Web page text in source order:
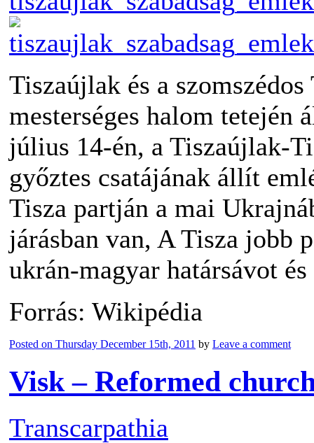
Tiszaújlak és a
mesterséges halom tetején
július 14-én, a Tiszaújlak-
győztes csatájának állít
Tisza partján a mai
járásban van, A Tisza jobb
ukrán-magyar határsávot
Forrás: Wikipédia
Posted on Thursday December 15th, 2011 by Leave a comment
Visk – Reformed
Transcarpathia